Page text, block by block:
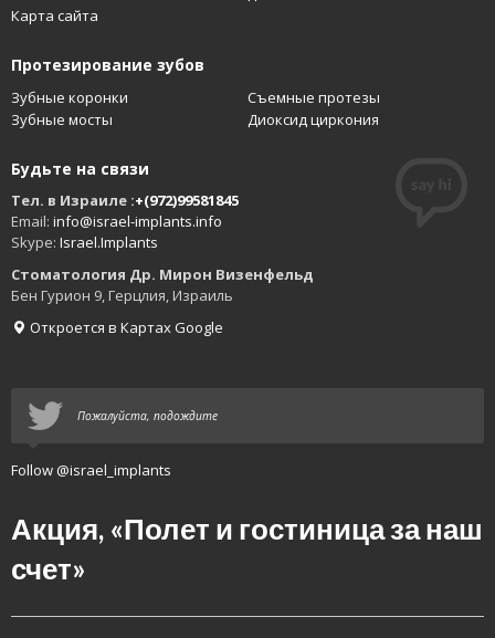
Карта сайта
Протезирование зубов
Зубные коронки
Съемные протезы
Зубные мосты
Диоксид циркония
Будьте на связи
Тел. в Израиле :+(972)99581845
Email: info@israel-implants.info
Skype: Israel.Implants
Стоматология Др. Мирон Визенфельд
Бен Гурион 9, Герцлия, Израиль
Откроется в Картах Google
Пожалуйста, подождите
Follow @israel_implants
Акция, «Полет и гостиница за наш
счет»